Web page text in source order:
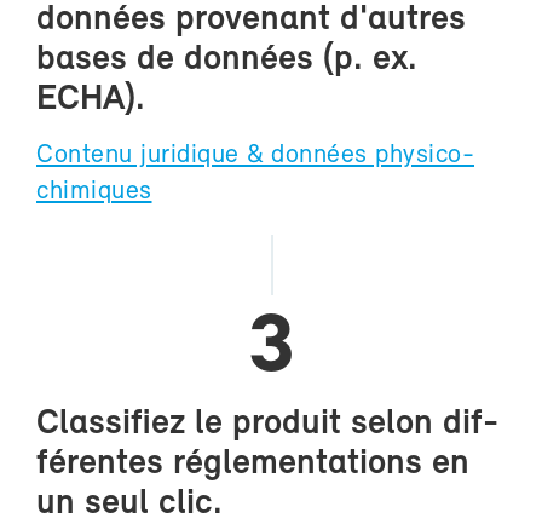
don­nées pro­ve­nant d'autres
bases de don­nées (p. ex.
ECHA).
Conte­nu ju­ri­dique & don­nées physico-​
chimiques
3
Clas­si­fiez le pro­duit se­lon dif­
fé­rentes ré­gle­men­ta­tions en
un seul clic.